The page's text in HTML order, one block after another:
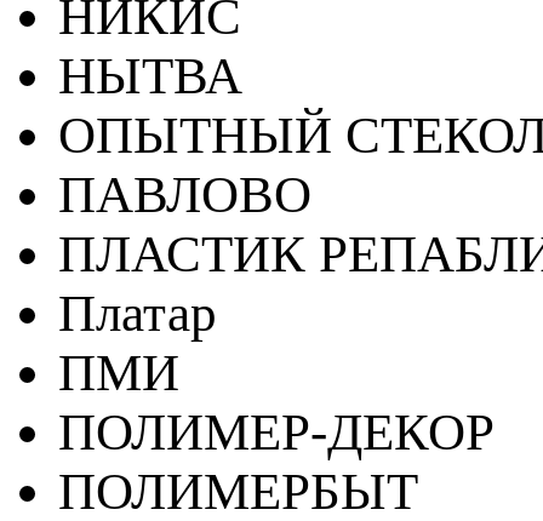
НИКИС
НЫТВА
ОПЫТНЫЙ
ПАВЛОВО
ПЛАСТИК
Платар
ПМИ
ПОЛИМЕР-ДЕКОР
ПОЛИМЕРБЫТ